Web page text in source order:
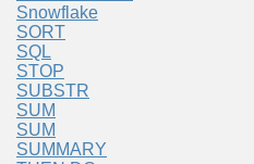
Snowflake
SORT
SQL
STOP
SUBSTR
SUM
SUM
SUMMARY